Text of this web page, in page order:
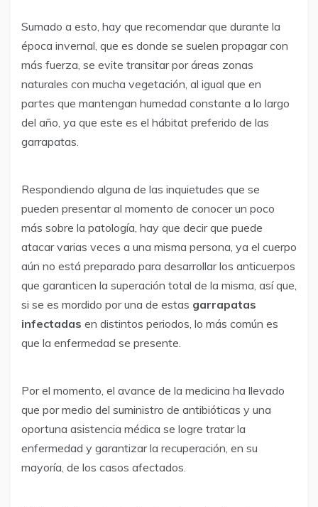
Sumado a esto, hay que recomendar que durante la
época invernal, que es donde se suelen propagar con
más fuerza, se evite transitar por áreas zonas
naturales con mucha vegetación, al igual que en
partes que mantengan humedad constante a lo largo
del año, ya que este es el hábitat preferido de las
garrapatas.
Respondiendo alguna de las inquietudes que se
pueden presentar al momento de conocer un poco
más sobre la patología, hay que decir que puede
atacar varias veces a una misma persona, ya el cuerpo
aún no está preparado para desarrollar los anticuerpos
que garanticen la superación total de la misma, así que,
si se es mordido por una de estas garrapatas
infectadas en distintos periodos, lo más común es
que la enfermedad se presente.
Por el momento, el avance de la medicina ha llevado
que por medio del suministro de antibióticas y una
oportuna asistencia médica se logre tratar la
enfermedad y garantizar la recuperación, en su
mayoría, de los casos afectados.